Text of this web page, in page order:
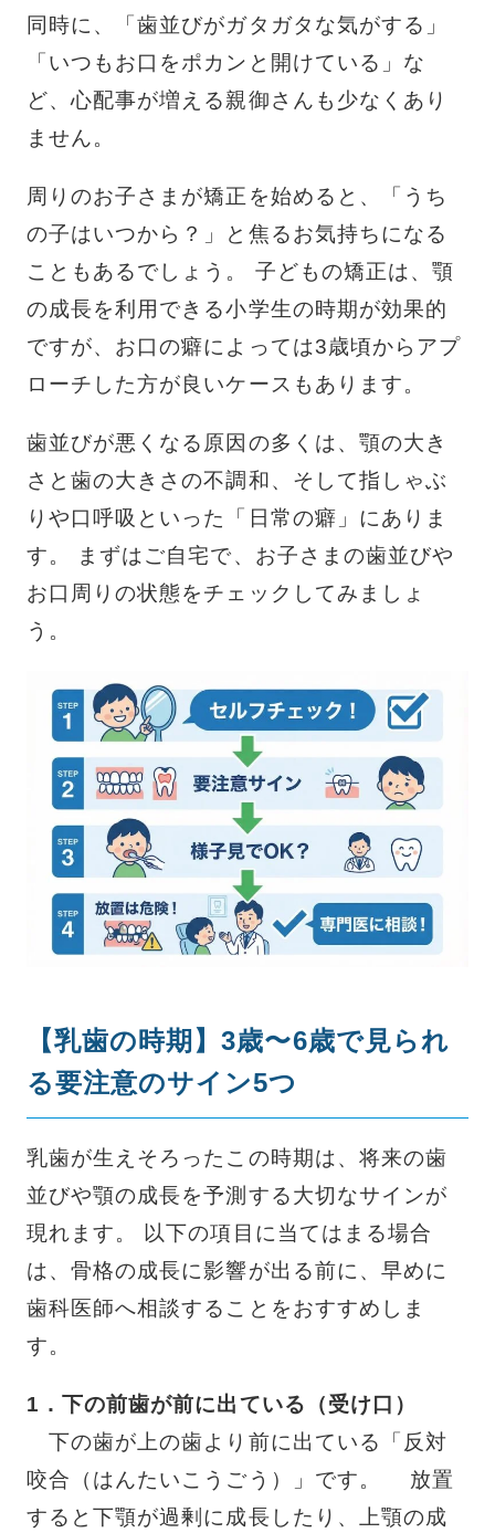
同時に、「歯並びがガタガタな気がする」
「いつもお口をポカンと開けている」な
ど、心配事が増える親御さんも少なくあり
ません。
周りのお子さまが矯正を始めると、「うち
の子はいつから？」と焦るお気持ちになる
こともあるでしょう。 子どもの矯正は、顎
の成長を利用できる小学生の時期が効果的
ですが、お口の癖によっては3歳頃からアプ
ローチした方が良いケースもあります。
歯並びが悪くなる原因の多くは、顎の大き
さと歯の大きさの不調和、そして指しゃぶ
りや口呼吸といった「日常の癖」にありま
す。 まずはご自宅で、お子さまの歯並びや
お口周りの状態をチェックしてみましょ
う。
【乳歯の時期】3歳〜6歳で見られ
る要注意のサイン5つ
乳歯が生えそろったこの時期は、将来の歯
並びや顎の成長を予測する大切なサインが
現れます。 以下の項目に当てはまる場合
は、骨格の成長に影響が出る前に、早めに
歯科医師へ相談することをおすすめしま
す。
1．下の前歯が前に出ている（受け口）
下の歯が上の歯より前に出ている「反対
咬合（はんたいこうごう）」です。 放置
すると下顎が過剰に成長したり、上顎の成